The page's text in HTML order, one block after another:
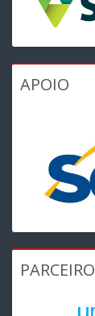
APOIO
PARCEIRO